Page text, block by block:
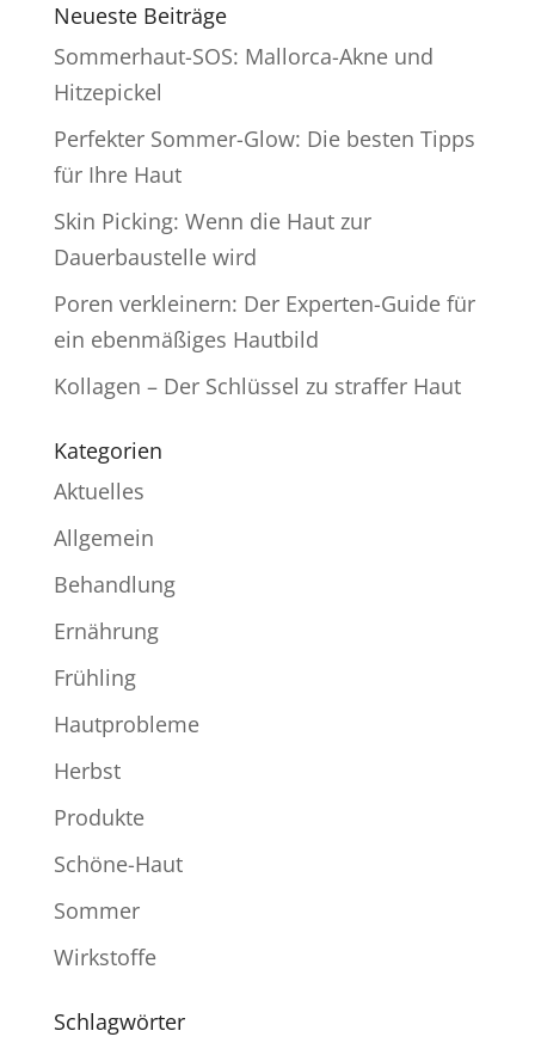
Neueste Beiträge
Sommerhaut-SOS: Mallorca-Akne und
Hitzepickel
Perfekter Sommer-Glow: Die besten Tipps
für Ihre Haut
Skin Picking: Wenn die Haut zur
Dauerbaustelle wird
Poren verkleinern: Der Experten-Guide für
ein ebenmäßiges Hautbild
Kollagen – Der Schlüssel zu straffer Haut
Kategorien
Aktuelles
Allgemein
Behandlung
Ernährung
Frühling
Hautprobleme
Herbst
Produkte
Schöne-Haut
Sommer
Wirkstoffe
Schlagwörter